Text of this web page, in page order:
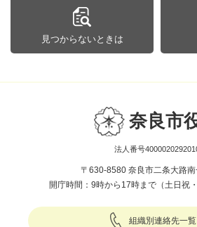
見つからないときは
奈良市
法人番号
〒630-8580 奈良市二条大路南
開庁時間：9時から17時まで（土日祝
組織別連絡先一覧